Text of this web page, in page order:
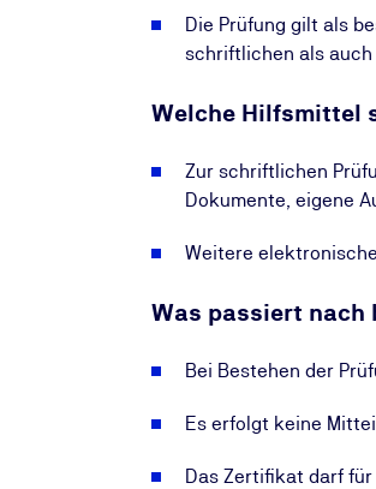
Die Prüfung gilt als
schriftlichen als auch
Welche Hilfsmittel
Zur schriftlichen
Dokumente, eigene
Weitere
Was passiert nach
Bei Bestehen der
Es erfolgt keine
Das Zertifikat darf